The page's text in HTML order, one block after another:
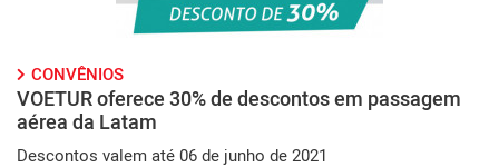
CONVÊNIOS
VOETUR oferece 30% de descontos em passagem
aérea da Latam
Descontos valem até 06 de junho de 2021